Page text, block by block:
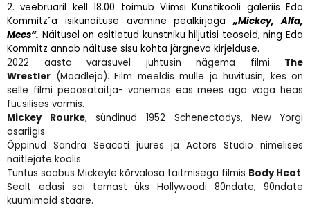
2. veebruaril kell 18.00 toimub Viimsi Kunstikooli galeriis Eda
Kommitz´a isikunäituse avamine pealkirjaga„Mickey, Alfa,
Mees“. Näitusel on esitletud kunstniku hiljutisi teoseid, ning Eda
Kommitz annab näituse sisu kohta järgneva kirjelduse.
2022 aasta varasuvel juhtusin nägema filmi The
Wrestler (Maadleja). Film meeldis mulle ja huvitusin, kes on
selle filmi peaosatäitja- vanemas eas mees aga väga heas
füüsilises vormis.
Mickey Rourke, sündinud 1952 Schenectadys, New Yorgi
osariigis.
Õppinud Sandra Seacati juures ja Actors Studio nimelises
näitlejate koolis.
Tuntus saabus Mickeyle kõrvalosa täitmisega filmis Body Heat.
Sealt edasi sai temast üks Hollywoodi 80ndate, 90ndate
kuumimaid staare.